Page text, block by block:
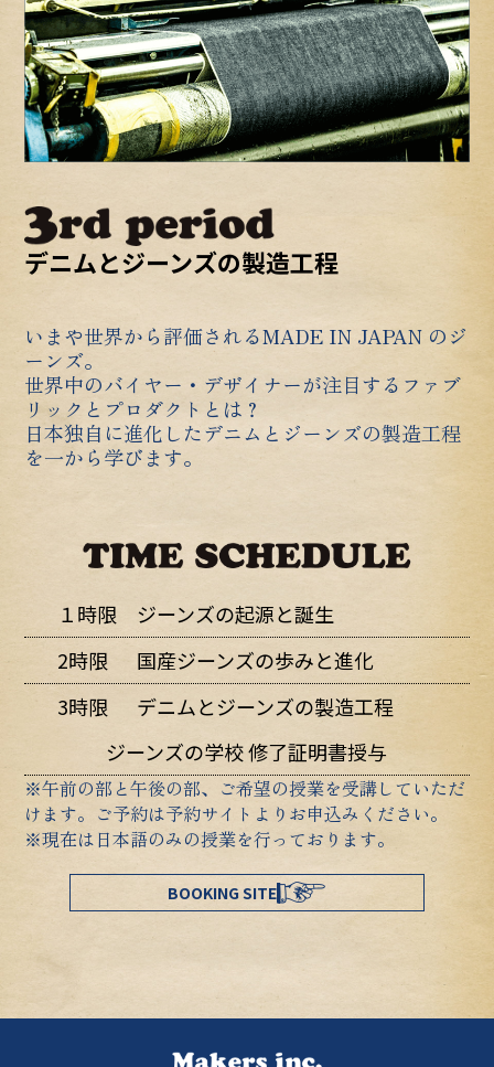
デニムとジーンズの製造工程
いまや世界から評価されるMADE IN JAPAN のジ
ーンズ。
世界中のバイヤー・デザイナーが注目するファブ
リックとプロダクトとは？
日本独自に進化したデニムとジーンズの製造工程
を一から学びます。
１時限
ジーンズの起源と誕生
2時限
国産ジーンズの歩みと進化
3時限
デニムとジーンズの製造工程
ジーンズの学校 修了証明書授与
※午前の部と午後の部、ご希望の授業を受講していただ
けます。ご予約は予約サイトよりお申込みください。
※現在は日本語のみの授業を行っております。
BOOKING SITE